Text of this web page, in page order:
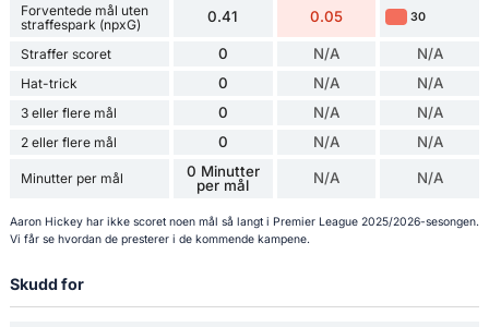
Forventede mål uten
straffespark (npxG)
0.41 0.05 30
Straffer scoret 0 N/A N/A
Hat-trick 0 N/A N/A
3 eller flere mål 0 N/A N/A
2 eller flere mål 0 N/A N/A
Minutter per mål
0 Minutter
per mål
N/A N/A
Aaron Hickey har ikke scoret noen mål så langt i Premier League 2025/2026-sesongen.
Vi får se hvordan de presterer i de kommende kampene.
Skudd for